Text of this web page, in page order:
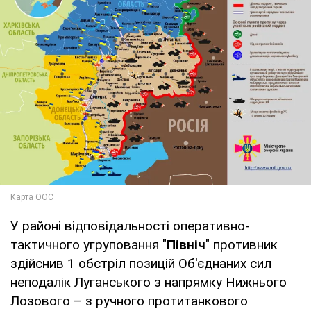
У районі відповідальності оперативно-
тактичного угруповання "Північ" противник
здійснив 1 обстріл позицій Об'єднаних сил
неподалік Луганського з напрямку Нижнього
Лозового – з ручного протитанкового